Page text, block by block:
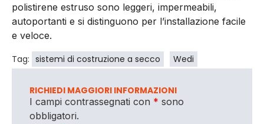
polistirene estruso sono leggeri, impermeabili,
autoportanti e si distinguono per l’installazione facile
e veloce.
Tag: sistemi di costruzione a secco Wedi
RICHIEDI MAGGIORI INFORMAZIONI
I campi contrassegnati con * sono
obbligatori.